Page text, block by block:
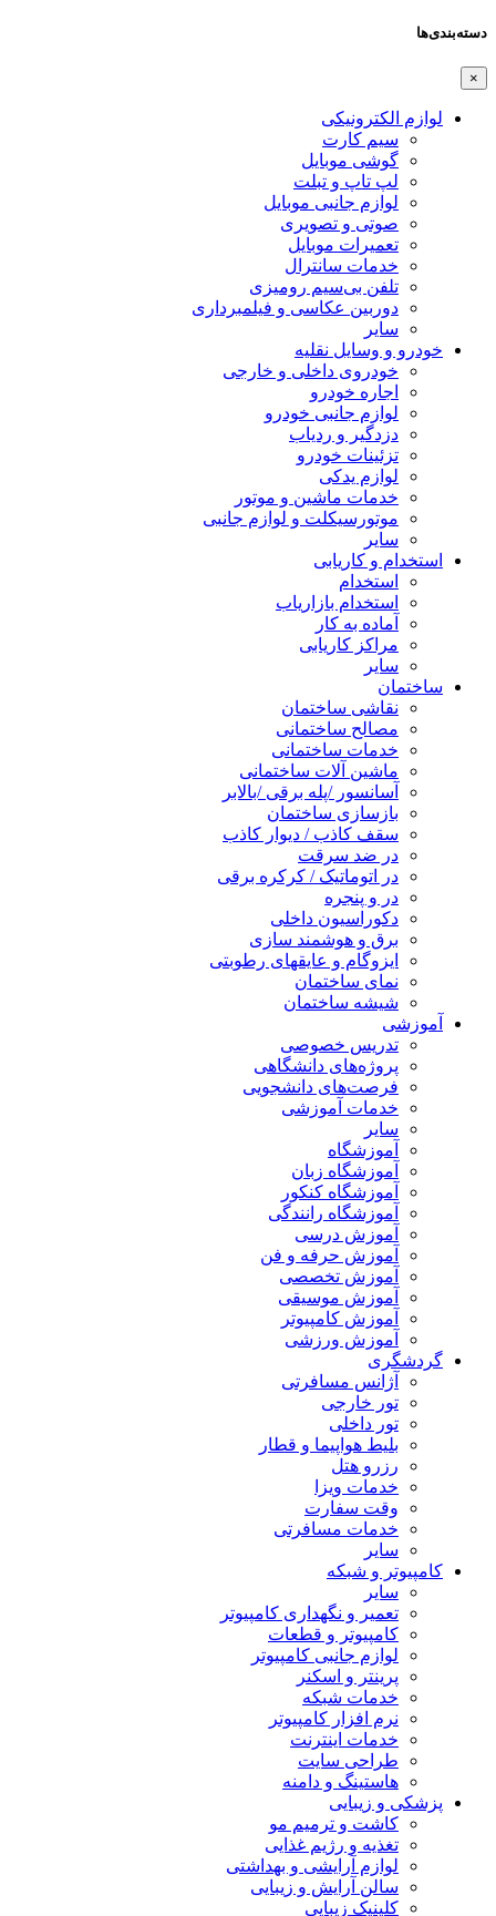
دسته‌بندی‌ها
×
لوازم الکترونیکی
سیم کارت
گوشی موبایل
لپ تاپ و تبلت
لوازم جانبی موبایل
صوتی و تصویری
تعمیرات موبایل
خدمات سانترال
تلفن بی‌سیم رومیزی
دوربین عکاسی و فیلمبرداری
سایر
خودرو و وسایل نقلیه
خودروی داخلی و خارجی
اجاره خودرو
لوازم جانبی خودرو
دزدگیر و ردیاب
تزئینات خودرو
لوازم یدکی
خدمات ماشین و موتور
موتورسیکلت و لوازم جانبی
سایر
استخدام و کاریابی
استخدام
استخدام بازاریاب
آماده به کار
مراکز کاریابی
سایر
ساختمان
نقاشی ساختمان
مصالح ساختمانی
خدمات ساختمانی
ماشین آلات ساختمانی
آسانسور /پله برقی /بالابر
بازسازی ساختمان
سقف کاذب / دیوار کاذب
در ضد سرقت
در اتوماتیک / کرکره برقی
در و پنجره
دکوراسیون داخلی
برق و هوشمند سازی
ایزوگام و عایقهای رطوبتی
نمای ساختمان
شیشه ساختمان
آموزشی
تدریس خصوصی
پروژه‌های دانشگاهی
فرصت‌های دانشجویی
خدمات آموزشی
سایر
آموزشگاه
آموزشگاه زبان
آموزشگاه کنکور
آموزشگاه رانندگی
آموزش درسی
آموزش حرفه و فن
آموزش تخصصی
آموزش موسیقی
آموزش کامپیوتر
آموزش ورزشی
گردشگری
آژانس مسافرتی
تور خارجی
تور داخلی
بلیط هواپیما و قطار
رزرو هتل
خدمات ویزا
وقت سفارت
خدمات مسافرتی
سایر
کامپیوتر و شبکه
سایر
تعمیر و نگهداری کامپیوتر
کامپیوتر و قطعات
لوازم جانبی کامپیوتر
پرینتر و اسکنر
خدمات شبکه
نرم افزار کامپیوتر
خدمات اینترنت
طراحی سایت
هاستینگ و دامنه
پزشکی و زیبایی
کاشت و ترمیم مو
تغذیه و رژیم غذایی
لوازم آرایشی و بهداشتی
سالن آرایش و زیبایی
کلینیک زیبایی